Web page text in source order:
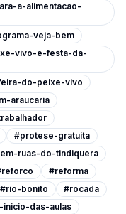
a-alimentacao-
veja-bem
vivo-e-festa-da-
do-peixe-vivo
araucaria
#protese-gratuita
ruas-do-tindiquera
#reforma
#rio-bonito
#rocada
das-aulas